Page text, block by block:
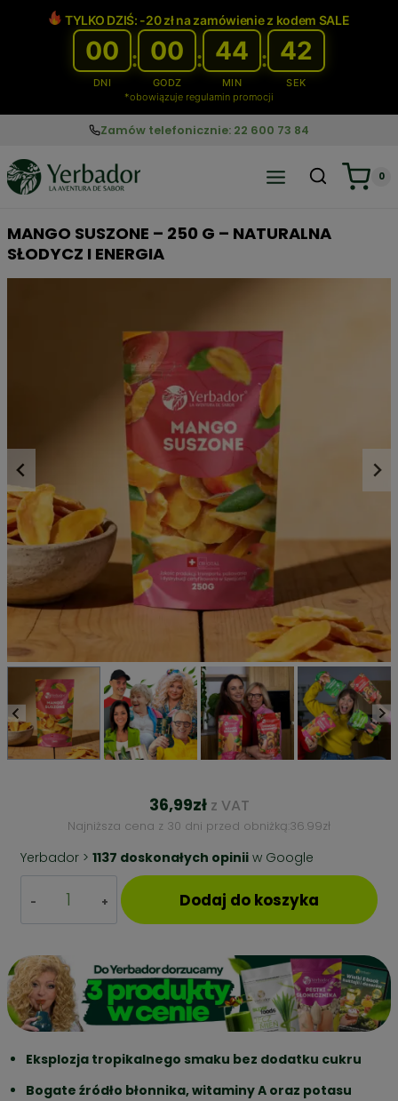
TYLKO DZIŚ: -20 zł na zamówienie z kodem SALE
00
DNI
: 00
GODZ
: 44
MIN
: 41
SEK
*obowiązuje regulamin promocji
Zamów telefonicznie: 22 600 73 84
0
MANGO SUSZONE – 250 G – NATURALNA
SŁODYCZ I ENERGIA
36,99zł z VAT
Najniższa cena z 30 dni przed obniżką: 36.99zł
Yerbador > 1137 doskonałych opinii w Google
Mango
Suszone
250
g
–
Naturalna
Słodycz
i
Energia
Dodaj do koszyka
Eksplozja tropikalnego smaku bez dodatku cukru
Bogate źródło błonnika, witaminy A oraz potasu